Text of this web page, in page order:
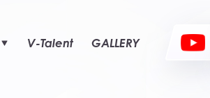
V-Talent GALLERY